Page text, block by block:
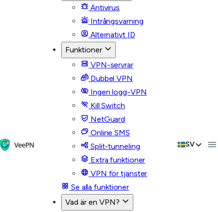
Antivirus
Intrångsvarning
Alternativt ID
Funktioner
VPN-servrar
Dubbel VPN
Ingen logg-VPN
Kill Switch
NetGuard
Online SMS
Split-tunneling
Extra funktioner
VPN för tjänster
Se alla funktioner
Vad är en VPN?
SV